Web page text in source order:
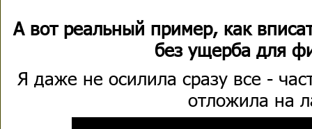
А вот реальный пример, как
без ущерба для
Я даже не осилила сразу все -
отложила на